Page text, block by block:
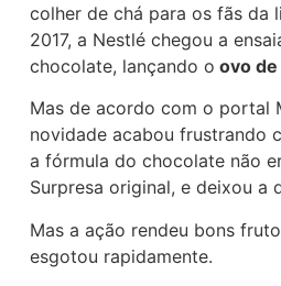
colher de chá para os fãs da
2017, a Nestlé chegou a
chocolate, lançando o ovo
Mas de acordo com o portal
novidade acabou frustrando
a fórmula do chocolate não
Surpresa original, e deixou a
Mas a ação rendeu bons
esgotou rapidamente.